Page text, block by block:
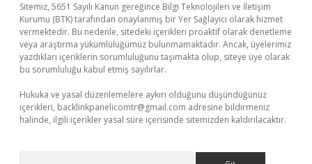
Sitemiz, 5651 Sayılı Kanun gereğince Bilgi Teknolojileri ve İletişim
Kurumu (BTK) tarafından onaylanmış bir Yer Sağlayıcı olarak hizmet
vermektedir. Bu nedenle, sitedeki içerikleri proaktif olarak denetleme
veya araştırma yükümlülüğümüz bulunmamaktadır. Ancak, üyelerimiz
yazdıkları içeriklerin sorumluluğunu taşımakta olup, siteye üye olarak
bu sorumluluğu kabul etmiş sayılırlar.
Hukuka ve yasal düzenlemelere aykırı olduğunu düşündüğünüz
içerikleri, backlinkpanelicomtr@gmail.com adresine bildirmeniz
halinde, ilgili içerikler yasal süre içerisinde sitemizden kaldırılacaktır.